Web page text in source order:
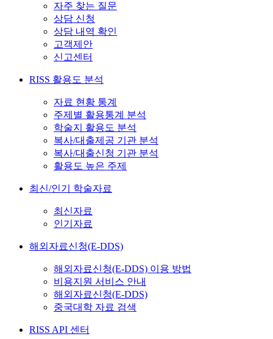
자주 찾는 질문
상담 신청
상담 내역 확인
고객제안
신고센터
RISS 활용도 분석
자료 현황 통계
주제별 활용통계 분석
학술지 활용도 분석
복사/대출제공 기관 분석
복사/대출신청 기관 분석
활용도 높은 주제
최신/인기 학술자료
최신자료
인기자료
해외자료신청(E-DDS)
해외자료신청(E-DDS) 이용 방법
비용지원 서비스 안내
해외자료신청(E-DDS)
중국대학 자료 검색
RISS API 센터